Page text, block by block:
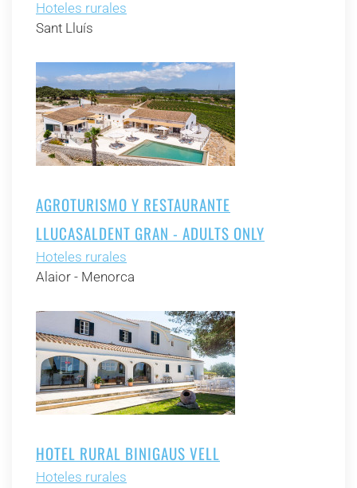
Hoteles rurales
Sant Lluís
AGROTURISMO Y RESTAURANTE
LLUCASALDENT GRAN - ADULTS ONLY
Hoteles rurales
Alaior - Menorca
HOTEL RURAL BINIGAUS VELL
Hoteles rurales